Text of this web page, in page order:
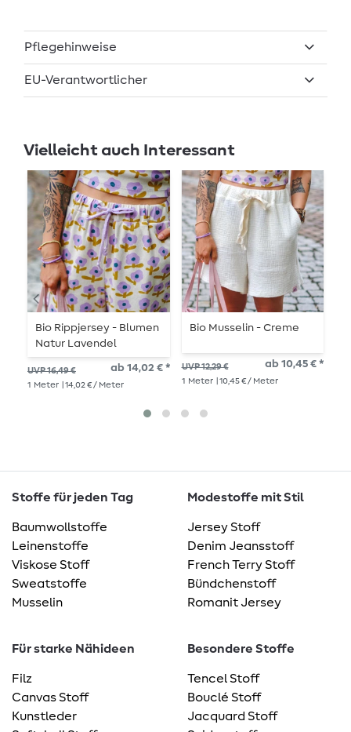
Pflegehinweise
EU-Verantwortlicher
Vielleicht auch Interessant
Bio Rippjersey - Blumen
Natur Lavendel
UVP 16,49 € ab 14,02 € *
1 Meter | 14,02 € / Meter
Bio Musselin - Creme
UVP 12,29 € ab 10,45 € *
1 Meter | 10,45 € / Meter
Stoffe für jeden Tag
Baumwollstoffe
Leinenstoffe
Viskose Stoff
Sweatstoffe
Musselin
Modestoffe mit Stil
Jersey Stoff
Denim Jeansstoff
French Terry Stoff
Bündchenstoff
Romanit Jersey
Für starke Nähideen
Filz
Canvas Stoff
Kunstleder
Besondere Stoffe
Tencel Stoff
Bouclé Stoff
Jacquard Stoff